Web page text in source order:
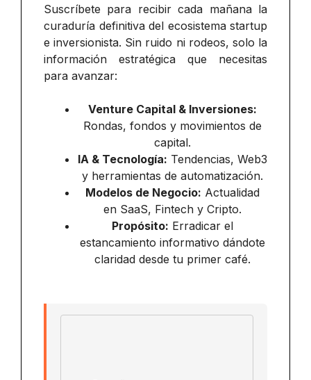
Suscríbete para recibir cada mañana la
curaduría definitiva del ecosistema startup
e inversionista. Sin ruido ni rodeos, solo la
información estratégica que necesitas
para avanzar:
Venture Capital & Inversiones:
Rondas, fondos y movimientos de
capital.
IA & Tecnología: Tendencias, Web3
y herramientas de automatización.
Modelos de Negocio: Actualidad
en SaaS, Fintech y Cripto.
Propósito: Erradicar el
estancamiento informativo dándote
claridad desde tu primer café.